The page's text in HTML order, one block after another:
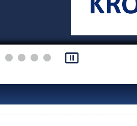
pause_presentation